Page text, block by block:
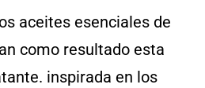
aceites esenciales de
como resultado esta
inspirada en los